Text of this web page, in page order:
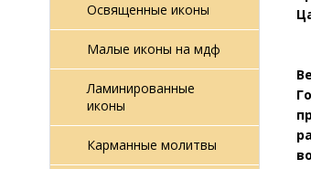
Освященные иконы
Малые иконы на мдф
Ламинированные
иконы
Карманные молитвы